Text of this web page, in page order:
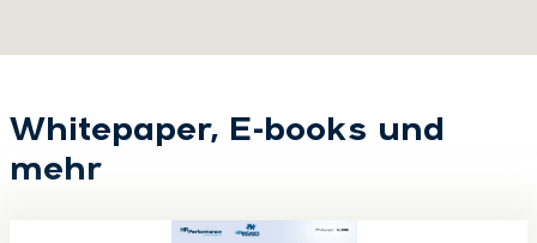
Whitepaper, E-books und
mehr